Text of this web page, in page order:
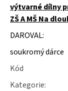
výtvarné dílny
ZŠ A MŠ Na
DAROVAL:
soukromý dárce
Kód
Kategorie:
p
o
r
u
u
j
e
m